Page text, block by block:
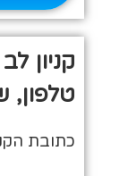
קניון
טלפון,
כתובת הקניון -